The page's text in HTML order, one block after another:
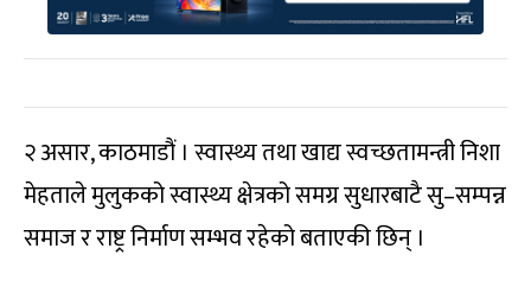
२ असार, काठमाडौं । स्वास्थ्य तथा खाद्य स्वच्छतामन्त्री निशा
मेहताले मुलुकको स्वास्थ्य क्षेत्रको समग्र सुधारबाटै सु–सम्पन्न
समाज र राष्ट्र निर्माण सम्भव रहेको बताएकी छिन् ।